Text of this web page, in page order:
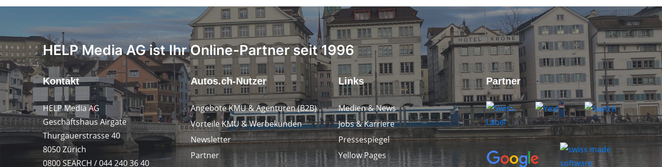
HELP Media AG ist Ihr Online-Partner seit 1996
Kontakt
HELP Media AG
Geschäftshaus Airgate
Thurgauerstrasse 40
8050 Zürich
0800 SEARCH / 044 240 36 40
Autos.ch-Nutzer
Angebote KMU & Agenturen (B2B)
Vorteile KMU & Werbekunden
Newsletter
Partner
Links
Medien & News
Jobs & Karriere
Pressespiegel
Yellow Pages
Partner